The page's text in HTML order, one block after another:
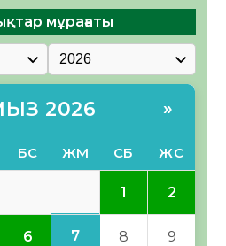
мұрағаты
2026 »
БС ЖМ СБ ЖС
1 2
6 7 8 9